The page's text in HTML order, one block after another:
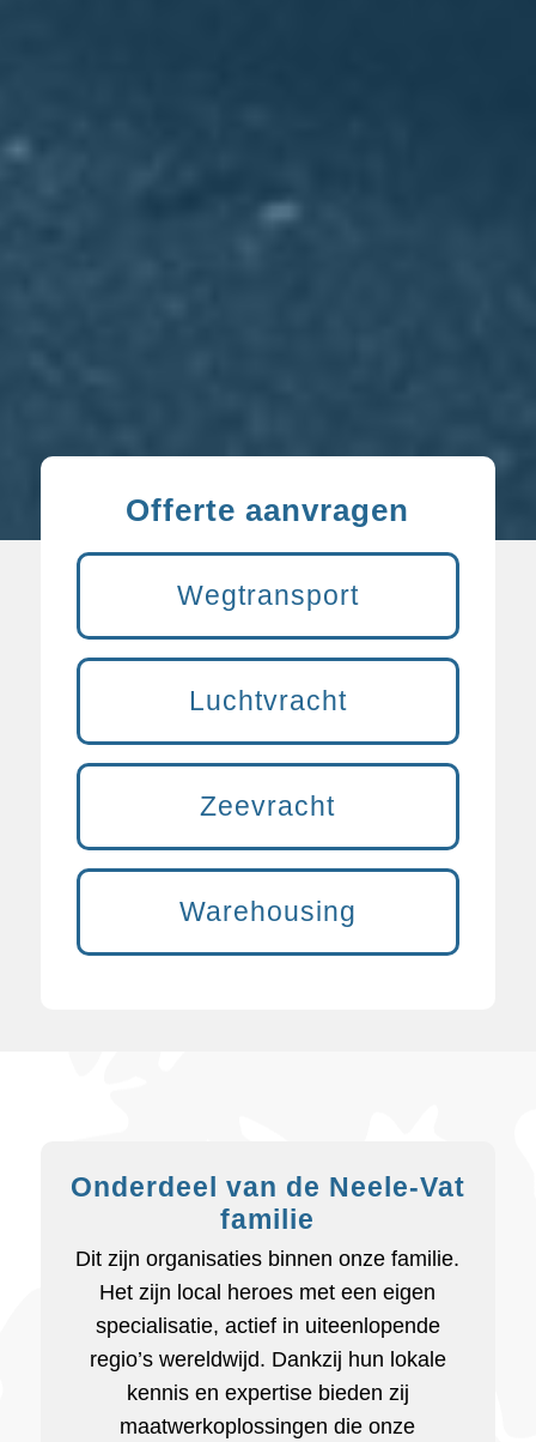
Offerte aanvragen
Wegtransport
Luchtvracht
Zeevracht
Warehousing
Onderdeel van de Neele-Vat
familie
Dit zijn organisaties binnen onze familie.
Het zijn local heroes met een eigen
specialisatie, actief in uiteenlopende
regio’s wereldwijd. Dankzij hun lokale
kennis en expertise bieden zij
maatwerkoplossingen die onze